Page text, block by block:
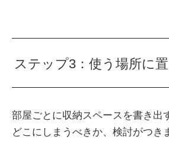
ステップ3：使う場所に置
部屋ごとに収納スペースを書き出
どこにしまうべきか、検討がつき